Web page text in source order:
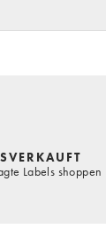
Labels shoppen